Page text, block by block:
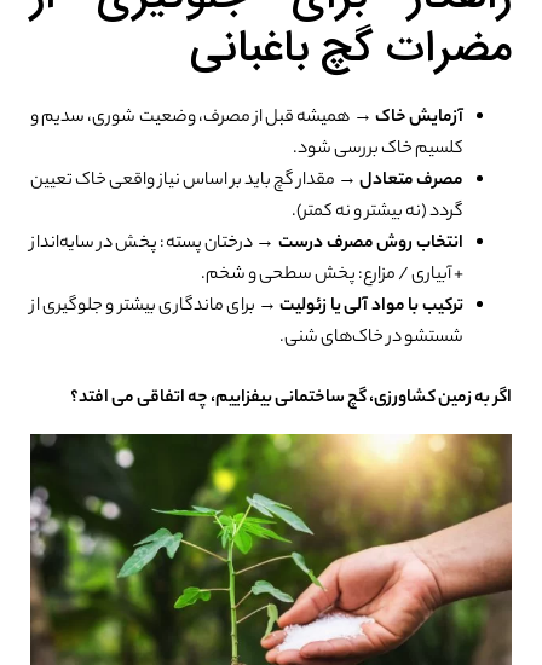
مضرات گچ باغبانی
آزمایش خاک → همیشه قبل از مصرف، وضعیت شوری، سدیم و
کلسیم خاک بررسی شود.
مصرف متعادل → مقدار گچ باید بر اساس نیاز واقعی خاک تعیین
گردد (نه بیشتر و نه کمتر).
انتخاب روش مصرف درست → درختان پسته: پخش در سایه‌انداز
+ آبیاری / مزارع: پخش سطحی و شخم.
ترکیب با مواد آلی یا زئولیت→ برای ماندگاری بیشتر و جلوگیری از
شستشو در خاک‌های شنی.
اگر به زمین کشاورزی، گچ ساختمانی بیفزاییم، چه اتفاقی می افتد؟